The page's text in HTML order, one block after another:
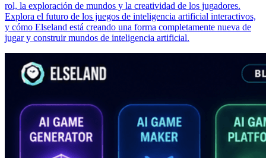
rol, la exploración de mundos y la creatividad de los jugadores.
Explora el futuro de los juegos de inteligencia artificial interactivos,
y cómo Elseland está creando una forma completamente nueva de
jugar y construir mundos de inteligencia artificial.